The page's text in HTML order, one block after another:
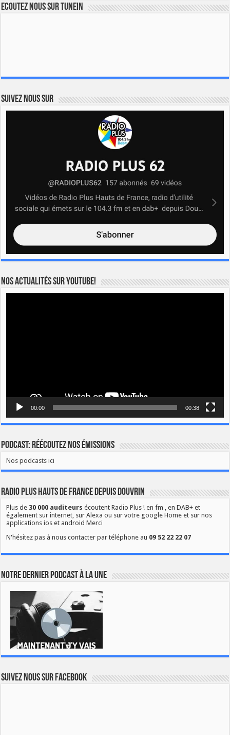
Ecoutez nous sur TuneIn
Suivez nous sur
Nos actualités sur YOUTUBE!
00:00 00:38
Podcast: Réécoutez nos émissions
Nos podcasts ici
Radio Plus Hauts de France depuis Douvrin
Plus de30 000 auditeurs écoutent Radio Plus ! en fm , en DAB+ et
également sur internet, sur Alexa ou sur votre google Home et sur nos
applications ios et android Merci
N'hésitez pas à nous contacter par téléphone au 09 52 22 22 07
Notre dernier podcast à la une
Suivez nous sur Facebook